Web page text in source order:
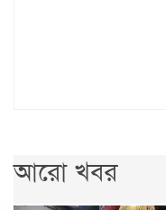
আরো খবর